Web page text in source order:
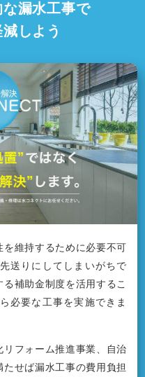
な漏水工事で
しよう
維持するために必要不可
送りにしてしまいがちで
補助金制度を活用するこ
必要な工事を実施できま
フォーム推進事業、自治
せば漏水工事の費用負担